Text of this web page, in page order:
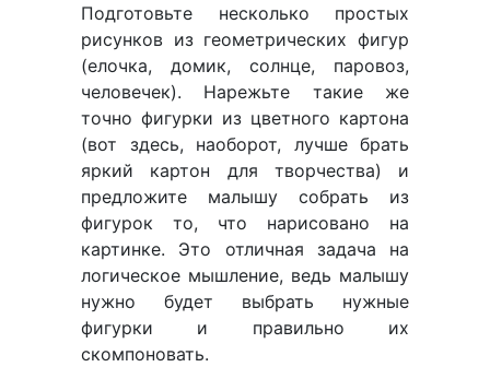
Подготовьте несколько простых
рисунков из геометрических фигур
(елочка, домик, солнце, паровоз,
человечек). Нарежьте такие же
точно фигурки из цветного картона
(вот здесь, наоборот, лучше брать
яркий картон для творчества) и
предложите малышу собрать из
фигурок то, что нарисовано на
картинке. Это отличная задача на
логическое мышление, ведь малышу
нужно будет выбрать нужные
фигурки и правильно их
скомпоновать.